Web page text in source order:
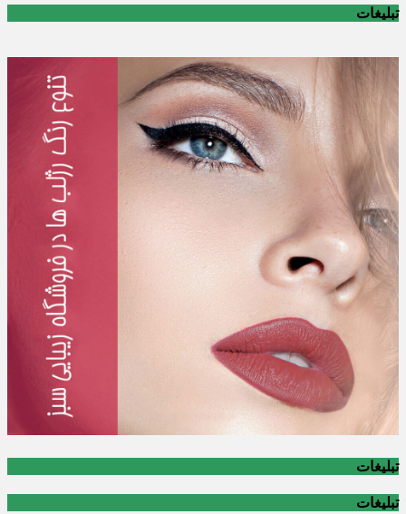
تبلیغات
تبلیغات
تبلیغات